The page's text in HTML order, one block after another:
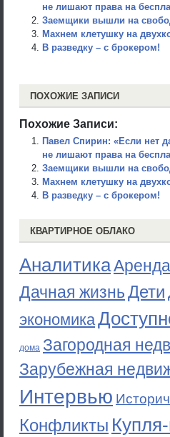
не лишают права на
Заемщики вышли на
Махнем клетушку на
В разведку – с брокером!
ПОХОЖИЕ ЗАПИСИ
Похожие Записи:
Павел Спирин: «Если нет
не лишают права на
Заемщики вышли на
Махнем клетушку на
В разведку – с брокером!
КВАРТИРНОЕ ОБЛАКО
АналитикаАренда
Дачная жизньДети
экономика
дома Загородная
Зарубежная
Интервью
Конфликты